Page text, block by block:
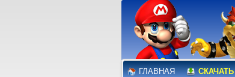
ГЛАВНАЯ СКАЧАТЬ